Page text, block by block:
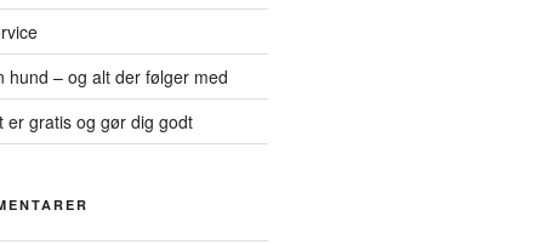
hund – og alt der følger med
gratis og gør dig godt